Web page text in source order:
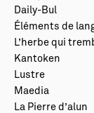
Daily-Bul
Éléments de
L’herbe qui
Kantoken
Lustre
Maedia
La Pierre d’alun